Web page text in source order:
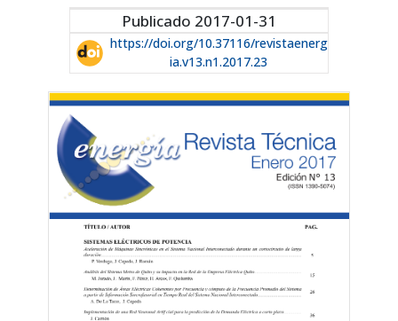
Publicado 2017-01-31
https://doi.org/10.37116/revistaenerg
ia.v13.n1.2017.23